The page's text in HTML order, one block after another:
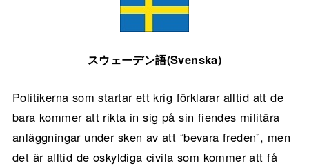
スウェーデン語(Svenska)
Politikerna som startar ett krig förklarar alltid att de
bara kommer att rikta in sig på sin fiendes militära
anläggningar under sken av att “bevara freden”, men
det är alltid de oskyldiga civila som kommer att få